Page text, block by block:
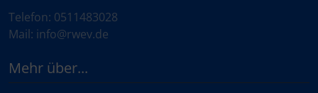
Telefon: 0511483028
Mail: info@rwev.de
Mehr über...